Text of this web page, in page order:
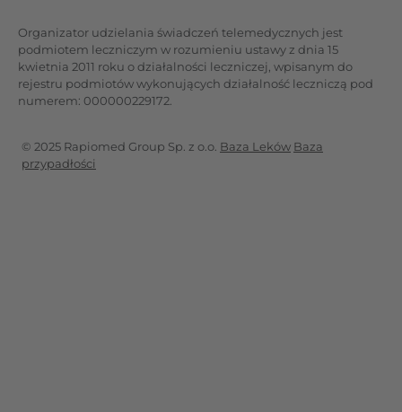
Organizator udzielania świadczeń telemedycznych jest
podmiotem leczniczym w rozumieniu ustawy z dnia 15
kwietnia 2011 roku o działalności leczniczej, wpisanym do
rejestru podmiotów wykonujących działalność leczniczą pod
numerem: 000000229172.
© 2025 Rapiomed Group Sp. z o.o. Baza Leków Baza
przypadłości